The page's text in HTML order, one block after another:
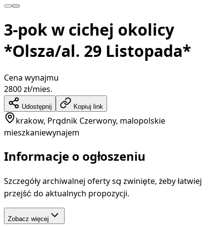
3-pok w cichej okolicy
*Olsza/al. 29 Listopada*
Cena wynajmu
2800zł/mies.
Udostępnij Kopiuj link
krakow, Prądnik Czerwony, malopolskie
mieszkaniewynajem
Informacje o ogłoszeniu
Szczegóły archiwalnej oferty są zwinięte, żeby łatwiej
przejść do aktualnych propozycji.
Zobacz więcej